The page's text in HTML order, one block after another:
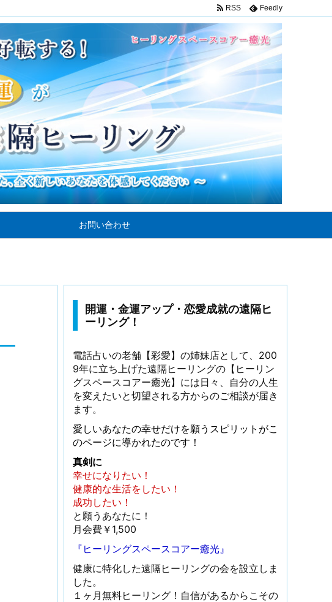
お問い合わせ
RSS Feedly
開運・金運アップ・恋愛成就の遠隔ヒ
ーリング！
電話占いの老舗【彩愛】の姉妹店として、200
9年に立ち上げた遠隔ヒーリングの【ヒーリン
グスペースコアー癒光】には日々、自分の人生
を変えたいと切望される方からのご相談が届き
ます。
愛しいあなたの幸せだけを願うスピリットがこ
のページに導かれたのです！
真剣に
幸せになりたい！
健康的な生活をしたい！
成功したい！
と願うあなたに！
月会費￥1,500
『ヒーリングスペースコアー癒光』
健康に特化した遠隔ヒーリングの会を設立しま
した。
１ヶ月無料ヒーリング！自信があるからこその